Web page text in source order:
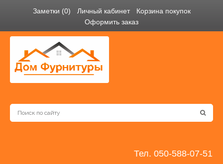
Заметки (0) Личный кабинет
Корзина покупок
Оформить заказ
Тел. 050-588-07-51